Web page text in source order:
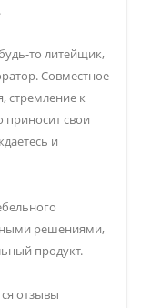
то литейщик,
Совместное
стремление к
приносит свои
и
решениями,
продукт.
отзывы